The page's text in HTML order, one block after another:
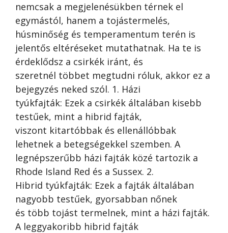
nemcsak a megjelenésükben térnek el
egymástól, hanem a tojástermelés,
húsminőség és temperamentum terén is
jelentős eltéréseket mutathatnak. Ha te is
érdeklődsz a csirkék iránt, és
szeretnél többet megtudni róluk, akkor ez a
bejegyzés neked szól. 1. Házi
tyúkfajták: Ezek a csirkék általában kisebb
testűek, mint a hibrid fajták,
viszont kitartóbbak és ellenállóbbak
lehetnek a betegségekkel szemben. A
legnépszerűbb házi fajták közé tartozik a
Rhode Island Red és a Sussex. 2.
Hibrid tyúkfajták: Ezek a fajták általában
nagyobb testűek, gyorsabban nőnek
és több tojást termelnek, mint a házi fajták.
A leggyakoribb hibrid fajták